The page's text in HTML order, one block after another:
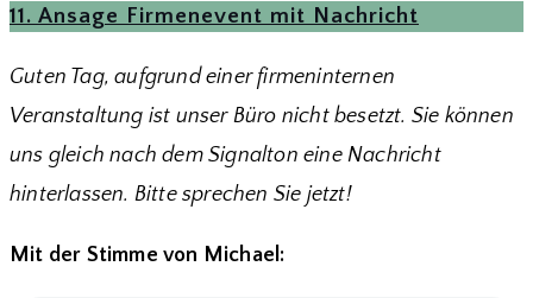
11. Ansage Firmenevent mit Nachricht
Guten Tag, aufgrund einer firmeninternen
Veranstaltung ist unser Büro nicht besetzt. Sie können
uns gleich nach dem Signalton eine Nachricht
hinterlassen. Bitte sprechen Sie jetzt!
Mit der Stimme von Michael: